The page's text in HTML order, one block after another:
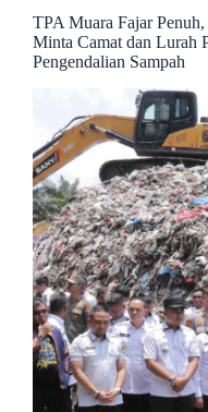
TPA Muara Fajar
Minta Camat dan Lurah
Pengendalian Sampah